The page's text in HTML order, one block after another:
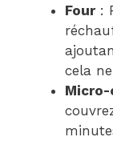
Four:
cela
Micro-